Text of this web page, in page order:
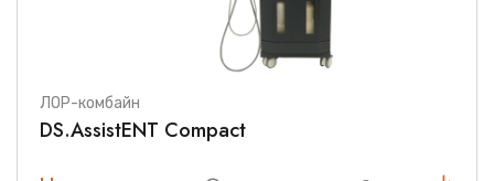
ЛОР-комбайн
DS.AssistENT Compact